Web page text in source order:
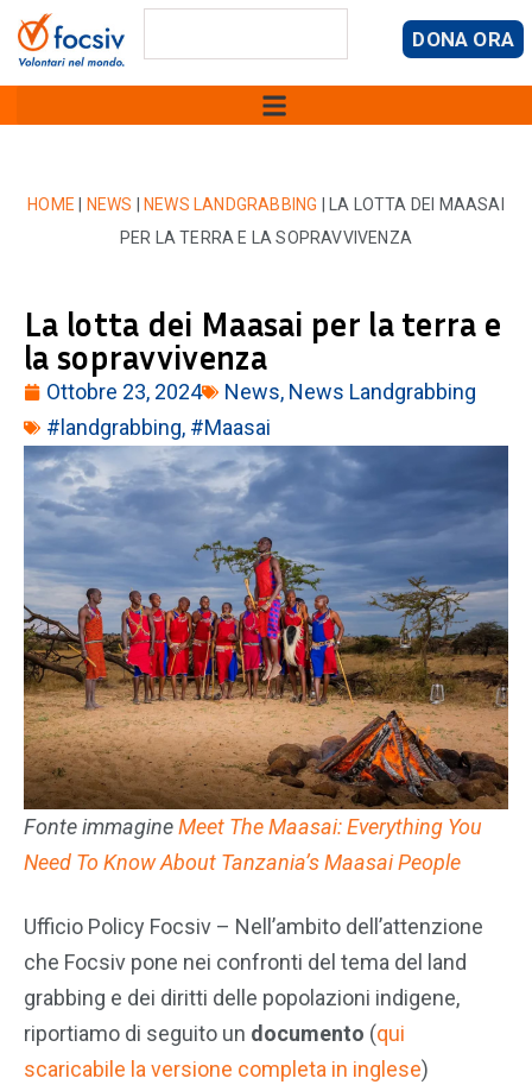
DONA ORA
HOME NEWS NEWS LANDGRABBING
LA LOTTA DEI MAASAI
PER LA TERRA E LA SOPRAVVIVENZA
La lotta dei Maasai per la terra e
la sopravvivenza
Ottobre 23, 2024 News, News Landgrabbing
#landgrabbing, #Maasai
Fonte immagineMeet The Maasai: Everything You
Need To Know About Tanzania’s Maasai People
Ufficio Policy Focsiv – Nell’ambito dell’attenzione
che Focsiv pone nei confronti del tema del land
grabbing e dei diritti delle popolazioni indigene,
riportiamo di seguito un documento (qui
scaricabile la versione completa in inglese)